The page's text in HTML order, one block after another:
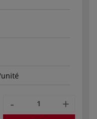
- +